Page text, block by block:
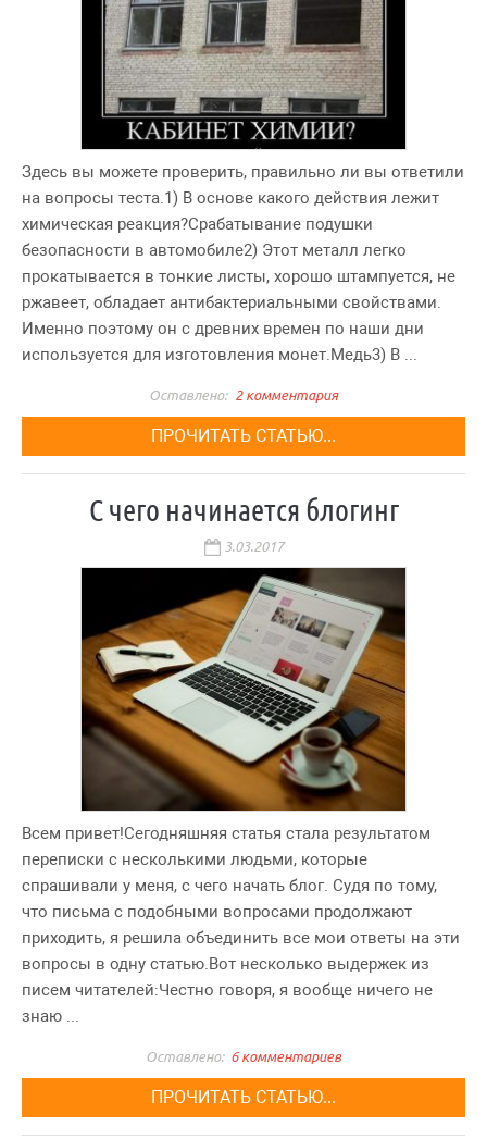
Здесь вы можете проверить, правильно ли вы ответили
на вопросы теста.1) В основе какого действия лежит
химическая реакция?Срабатывание подушки
безопасности в автомобиле2) Этот металл легко
прокатывается в тонкие листы, хорошо штампуется, не
ржавеет, обладает антибактериальными свойствами.
Именно поэтому он с древних времен по наши дни
используется для изготовления монет.Медь3) В ...
2 комментария
ПРОЧИТАТЬ СТАТЬЮ...
С чего начинается блогинг
3.03.2017
Всем привет!Сегодняшняя статья стала результатом
переписки с несколькими людьми, которые
спрашивали у меня, с чего начать блог. Судя по тому,
что письма с подобными вопросами продолжают
приходить, я решила объединить все мои ответы на эти
вопросы в одну статью.Вот несколько выдержек из
писем читателей:Честно говоря, я вообще ничего не
знаю ...
6 комментариев
ПРОЧИТАТЬ СТАТЬЮ...